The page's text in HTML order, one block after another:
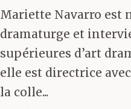
Ce qui
une série
couleurs
C’est
Mariette Navarro est
dramaturge et
supérieures d’art
elle est directrice
la colle...